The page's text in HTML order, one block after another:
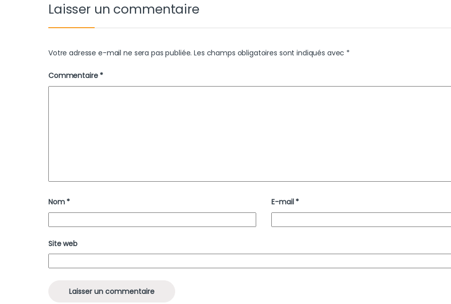
Laisser un commentaire
Votre adresse e-mail ne sera pas publiée. Les champs obligatoires sont indiqués avec *
Commentaire *
Nom * E-mail *
Site web